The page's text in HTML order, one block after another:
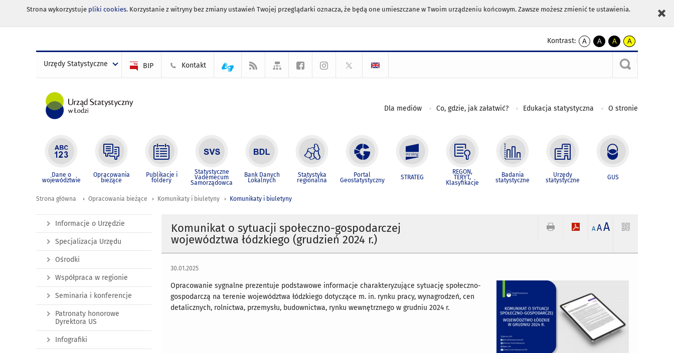
Strona wykorzystuje pliki cookies. Korzystanie z witryny bez zmiany ustawień Twojej przeglądarki oznacza, że będą one umieszczane w Twoim urządzeniu końcowym. Zawsze możesz zmienić te ustawienia.
Kontrast:
A
kontrast
A
kontrast
czarnym
A
kontrast
żółty
tekst
czarnym
A
kontrast
czarny
tekst
żółtym
Urzędy Statystyczne BIP Kontakt
Dla mediów Co, gdzie, jak załatwić? Edukacja statystyczna O stronie
Dane o
województwie
Opracowania
bieżące
Publikacje i
foldery
Statystyczne
Vademecum
Samorządowca
Bank Danych
Lokalnych
Statystyka
regionalna
Portal
Geostatystyczny STRATEG
REGON,
TERYT,
Klasyfikacje
Badania
statystyczne
Urzędy
statystyczne GUS
Strona główna Opracowania bieżące Komunikaty i biuletyny Komunikaty i biuletyny
Komunikat o sytuacji społeczno-gospodarczej
województwa łódzkiego (grudzień 2024 r.)
A AA
30.01.2025
Opracowanie sygnalne prezentuje podstawowe informacje charakteryzujące sytuację społeczno-
gospodarczą na terenie województwa łódzkiego dotyczące m. in. rynku pracy, wynagrodzeń, cen
detalicznych, rolnictwa, przemysłu, budownictwa, rynku wewnętrznego w grudniu 2024 r.
Informacje o Urzędzie
Specjalizacja Urzędu
Ośrodki
Współpraca w regionie
Seminaria i konferencje
Patronaty honorowe
Dyrektora US
Infografiki